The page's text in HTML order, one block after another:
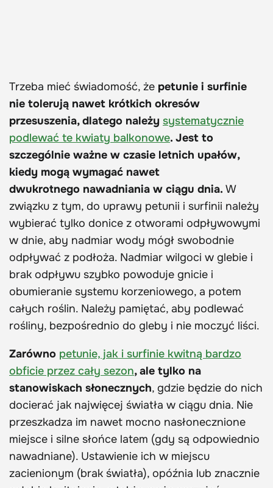
Trzeba mieć świadomość, że petunie i surfinie
nie tolerują nawet krótkich okresów
przesuszenia, dlatego należy systematycznie
podlewać te kwiaty balkonowe. Jest to
szczególnie ważne w czasie letnich upałów,
kiedy mogą wymagać nawet
dwukrotnego nawadniania w ciągu dnia. W
związku z tym, do uprawy petunii i surfinii należy
wybierać tylko donice z otworami odpływowymi
w dnie, aby nadmiar wody mógł swobodnie
odpływać z podłoża. Nadmiar wilgoci w glebie i
brak odpływu szybko powoduje gnicie i
obumieranie systemu korzeniowego, a potem
całych roślin. Należy pamiętać, aby podlewać
rośliny, bezpośrednio do gleby i nie moczyć liści.
Zarówno petunie, jak i surfinie kwitną bardzo
obficie przez cały sezon, ale tylko na
stanowiskach słonecznych, gdzie będzie do nich
docierać jak najwięcej światła w ciągu dnia. Nie
przeszkadza im nawet mocno nasłonecznione
miejsce i silne słońce latem (gdy są odpowiednio
nawadniane). Ustawienie ich w miejscu
zacienionym (brak światła), opóźnia lub znacznie